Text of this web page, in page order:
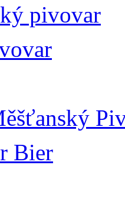
pivovar
Bier